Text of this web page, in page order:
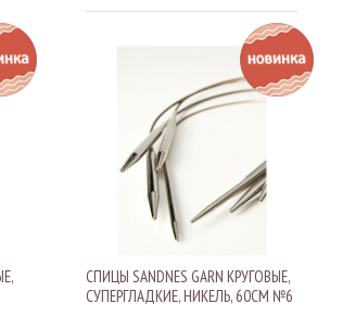
СПИЦЫ SANDNES GARN КРУГОВЫЕ,
СУПЕРГЛАДКИЕ, НИКЕЛЬ, 60СМ №6